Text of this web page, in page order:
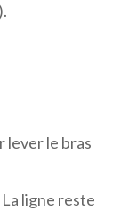
lever le bras
ligne reste